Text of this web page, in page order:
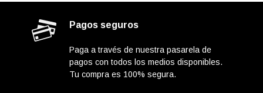
Pagos seguros
Paga a través de nuestra pasarela de
pagos con todos los medios disponibles.
Tu compra es 100% segura.